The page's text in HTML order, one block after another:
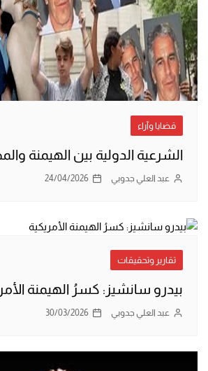
قضايا وآراء
الشرعية الدولية بين الهيمنة
عبد العلي جدوبي 24/04/2026
تقارير وتحقيقات
بيدرو سانشيز: كسرُ الهيمنة
عبد العلي جدوبي 30/03/2026